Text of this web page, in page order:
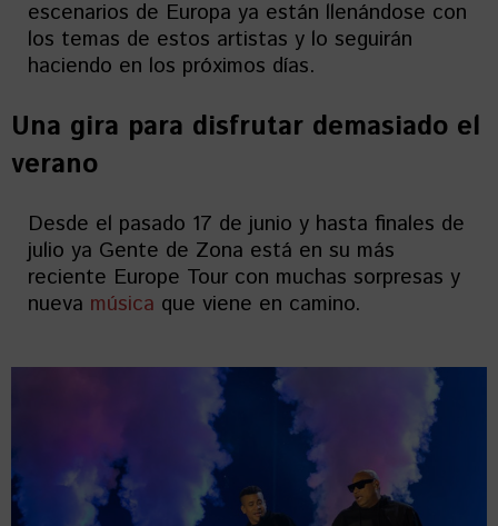
escenarios de Europa ya están llenándose con
los temas de estos artistas y lo seguirán
haciendo en los próximos días.
Una gira para disfrutar demasiado el
verano
Desde el pasado 17 de junio y hasta finales de
julio ya Gente de Zona está en su más
reciente Europe Tour con muchas sorpresas y
nueva música que viene en camino.